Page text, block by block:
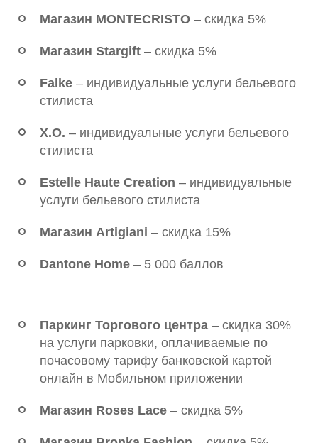
Магазин MONTECRISTO – скидка 5%
Магазин Stargift – скидка 5%
Falke – индивидуальные услуги бельевого
стилиста
X.O. – индивидуальные услуги бельевого
стилиста
Estelle Haute Creation – индивидуальные
услуги бельевого стилиста
Магазин Artigiani – скидка 15%
Dantone Home – 5 000 баллов
Паркинг Торгового центра – скидка 30%
на услуги парковки, оплачиваемые по
почасовому тарифу банковской картой
онлайн в Мобильном приложении
Магазин Roses Lace – скидка 5%